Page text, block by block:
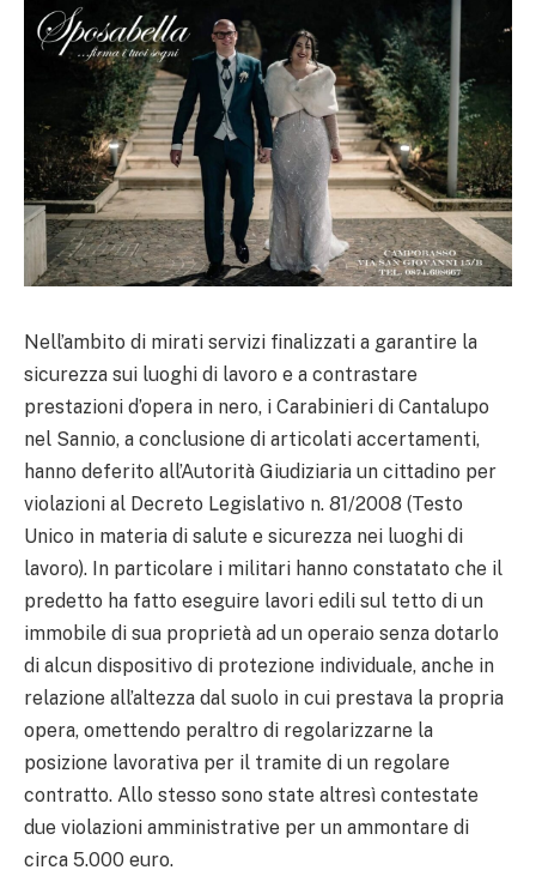
Nell’ambito di mirati servizi finalizzati a garantire la
sicurezza sui luoghi di lavoro e a contrastare
prestazioni d’opera in nero, i Carabinieri di Cantalupo
nel Sannio, a conclusione di articolati accertamenti,
hanno deferito all’Autorità Giudiziaria un cittadino per
violazioni al Decreto Legislativo n. 81/2008 (Testo
Unico in materia di salute e sicurezza nei luoghi di
lavoro). In particolare i militari hanno constatato che il
predetto ha fatto eseguire lavori edili sul tetto di un
immobile di sua proprietà ad un operaio senza dotarlo
di alcun dispositivo di protezione individuale, anche in
relazione all’altezza dal suolo in cui prestava la propria
opera, omettendo peraltro di regolarizzarne la
posizione lavorativa per il tramite di un regolare
contratto. Allo stesso sono state altresì contestate
due violazioni amministrative per un ammontare di
circa 5.000 euro.